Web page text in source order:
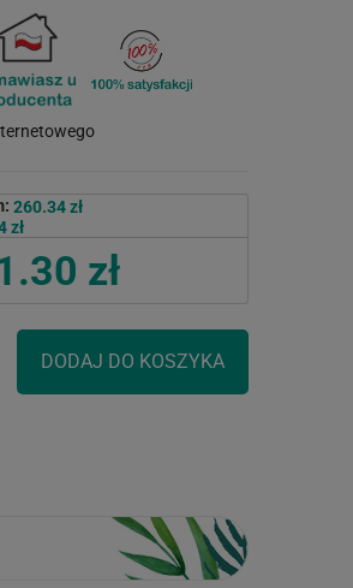
260.34 zł
zł
zł